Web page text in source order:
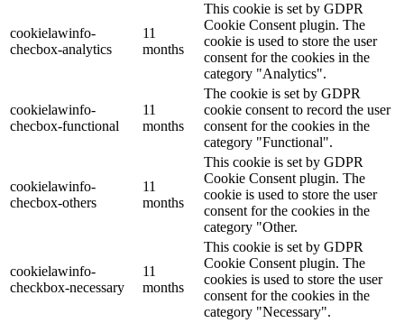
cookielawinfo-
checbox-analytics
11
months
This cookie is set by GDPR
Cookie Consent plugin. The
cookie is used to store the user
consent for the cookies in the
category "Analytics".
cookielawinfo-
checbox-functional
11
months
The cookie is set by GDPR
cookie consent to record the user
consent for the cookies in the
category "Functional".
cookielawinfo-
checbox-others
11
months
This cookie is set by GDPR
Cookie Consent plugin. The
cookie is used to store the user
consent for the cookies in the
category "Other.
cookielawinfo-
checkbox-necessary
11
months
This cookie is set by GDPR
Cookie Consent plugin. The
cookies is used to store the user
consent for the cookies in the
category "Necessary".